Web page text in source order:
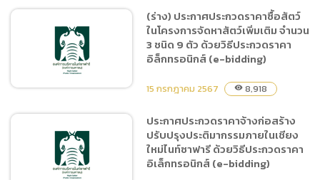
ปรุงรถแทรม จำนวน 5 พ่วง,
รถตุ๊กตุ๊ก จำนวน 2 คัน เป็น
Food truck จำหน่ายอาหาร,
อาหารว่างเครื่องดื่ม และรถ
จำหน่ายอาหารป้อนสัตว์ ด้วย
วิธีประกวดราคา
(ร่าง) ประกาศประกวดราคา
ซื้อสัตว์ในโครงการจัดหาสัตว์
เพิ่มเติม จำนวน 3 ชนิด 9 ตัว
(ร่าง) ประกาศประกวดราคาซื้อสัตว์
ในโครงการจัดหาสัตว์เพิ่มเติม จำนวน
3 ชนิด 9 ตัว ด้วยวิธีประกวดราคา
อิล็กทรอนิกส์ (e-bidding)
15 กรกฎาคม 2567 visibility 8,918
ประกาศประกวดราคาจ้างก่อสร้าง
ปรับปรุงประติมากรรมภายในเชียง
ใหม่ไนท์ซาฟารี ด้วยวิธีประกวดราคา
อิเล็กทรอนิกส์ (e-bidding)